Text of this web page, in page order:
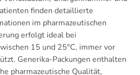
finden detaillierte
im pharmazeutischen
erfolgt ideal bei
15 und 25°C, immer vor
Generika-Packungen enthalten
pharmazeutische Qualität,